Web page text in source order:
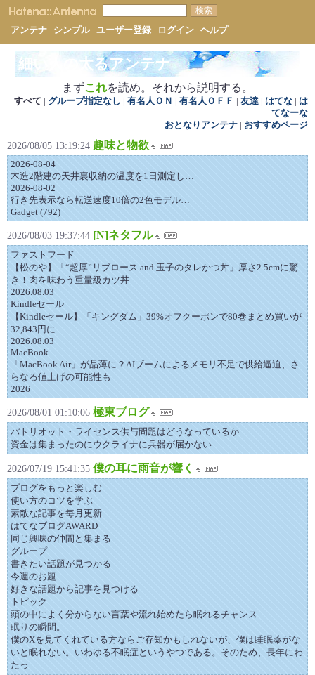
アンテナ シンプル ユーザー登録 ログイン ヘルプ
細い人の太るアンテナ
まずこれを読め。それから説明する。
すべて | グループ指定なし | 有名人ＯＮ | 有名人ＯＦＦ | 友達 | はてな | は
てなーな
おとなりアンテナ | おすすめページ
2026/08/05 13:19:24 趣味と物欲
2026-08-04
木造2階建の天井裏収納の温度を1日測定し…
2026-08-02
行き先表示なら転送速度10倍の2色モデル…
Gadget (792)
2026/08/03 19:37:44 [N]ネタフル
ファストフード
【松のや】「“超厚”リブロース and 玉子のタレかつ丼」厚さ2.5cmに驚
き！肉を味わう重量級カツ丼
2026.08.03
Kindleセール
【Kindleセール】「キングダム」39%オフクーポンで80巻まとめ買いが
32,843円に
2026.08.03
MacBook
「MacBook Air」が品薄に？AIブームによるメモリ不足で供給逼迫、さ
らなる値上げの可能性も
2026
2026/08/01 01:10:06 極東ブログ
パトリオット・ライセンス供与問題はどうなっているか
資金は集まったのにウクライナに兵器が届かない
2026/07/19 15:41:35 僕の耳に雨音が響く
ブログをもっと楽しむ
使い方のコツを学ぶ
素敵な記事を毎月更新
はてなブログAWARD
同じ興味の仲間と集まる
グループ
書きたい話題が見つかる
今週のお題
好きな話題から記事を見つける
トピック
頭の中によく分からない言葉や流れ始めたら眠れるチャンス
眠りの瞬間。
僕のXを見てくれている方ならご存知かもしれないが、僕は睡眠薬がな
いと眠れない。いわゆる不眠症というやつである。そのため、長年にわ
たっ